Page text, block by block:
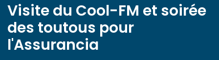
Visite du Cool-FM et soirée
des toutous pour
l'Assurancia